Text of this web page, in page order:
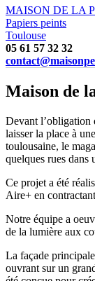
MAISON DE LA
Papiers peints
Toulouse
05 61 57 32 32
Maison de
Devant l’obligation
laisser la place à
toulousaine, le
quelques rues dans
Ce projet a été
Aire+ en
Notre équipe a
de la lumière aux
La façade
ouvrant sur un